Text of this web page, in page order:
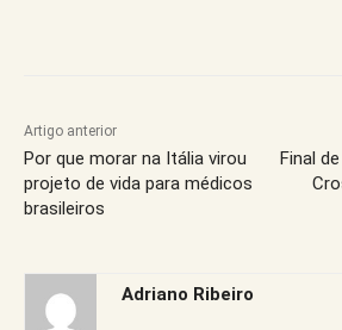
Artigo anterior
Por que morar na Itália virou
projeto de vida para médicos
brasileiros
Final
Adriano Ribeiro